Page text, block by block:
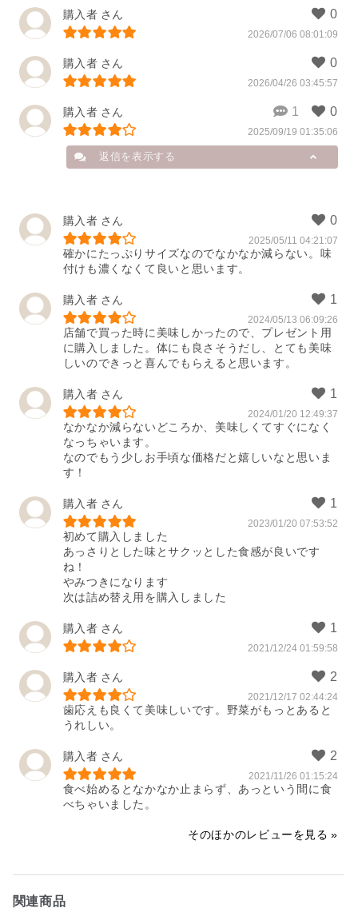
購入者
2026/07/06 08:01:09
購入者
2026/04/26 03:45:57
購入者
2025/09/19 01:35:06
返信を表示する
購入者
美味しくてすぐに無くなります。お
値段的に頻繁には購入できません。
もう少しお安いと嬉しいです。
2025/09/19 01:49:15
購入者
2025/05/11 04:21:07
確かにたっぷりサイズなのでなかなか減らない。味
付けも濃くなくて良いと思います。
購入者
2024/05/13 06:09:26
店舗で買った時に美味しかったので、プレゼント用
に購入しました。体にも良さそうだし、とても美味
しいのできっと喜んでもらえると思います。
購入者
2024/01/20 12:49:37
なかなか減らないどころか、美味しくてすぐになく
なっちゃいます。
なのでもう少しお手頃な価格だと嬉しいなと思いま
す！
購入者
2023/01/20 07:53:52
初めて購入しました
あっさりとした味とサクッとした食感が良いです
ね！
やみつきになります
次は詰め替え用を購入しました
購入者
2021/12/24 01:59:58
購入者
2021/12/17 02:44:24
歯応えも良くて美味しいです。野菜がもっとあると
うれしい。
購入者
2021/11/26 01:15:24
食べ始めるとなかなか止まらず、あっという間に食
べちゃいました。
そのほかのレビューを見る
関連商品